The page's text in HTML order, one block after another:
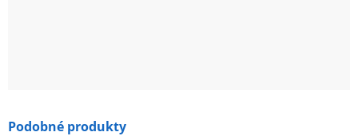
Podobné produkty